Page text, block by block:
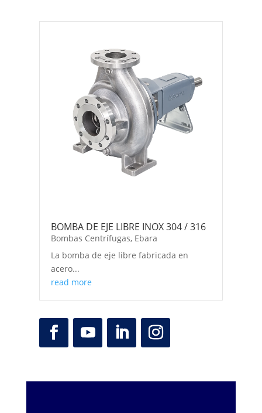
BOMBA DE EJE LIBRE INOX 304 / 316
Bombas Centrífugas, Ebara
La bomba de eje libre fabricada en
acero...
read more